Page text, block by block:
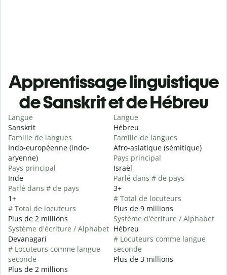
Apprentissage linguistique
de Sanskrit et de Hébreu
Langue
Sanskrit
Famille de langues
Indo-européenne (indo-
aryenne)
Pays principal
Inde
Parlé dans # de pays
1+
# Total de locuteurs
Plus de 2 millions
Système d'écriture / Alphabet
Devanagari
# Locuteurs comme langue
seconde
Plus de 2 millions
Langue
Hébreu
Famille de langues
Afro-asiatique (sémitique)
Pays principal
Israël
Parlé dans # de pays
3+
# Total de locuteurs
Plus de 9 millions
Système d'écriture / Alphabet
Hébreu
# Locuteurs comme langue
seconde
Plus de 3 millions